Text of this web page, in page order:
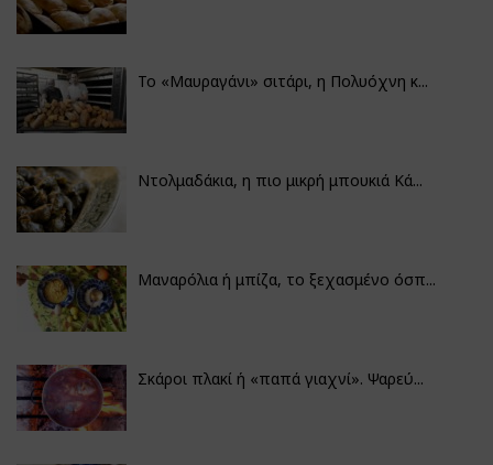
Το «Μαυραγάνι» σιτάρι, η Πολυόχνη κ...
Ντολμαδάκια, η πιο μικρή μπουκιά Κά...
Μαναρόλια ή μπίζα, το ξεχασμένο όσπ...
Σκάροι πλακί ή «παπά γιαχνί». Ψαρεύ...